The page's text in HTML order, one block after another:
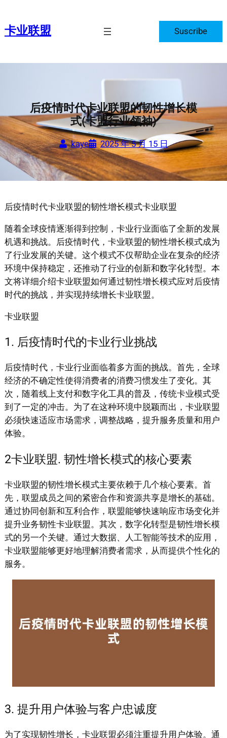
内卡业联盟 Suscribe
后疫情时代卡业联盟的韧性增长模
式(卡盟行业领袖)
kaye 2025 年 5 月 15 日
后疫情时代卡业联盟的韧性增长模式卡业联盟
随着全球疫情逐渐得到控制，卡业行业面临了全新的发展
机遇和挑战。后疫情时代，卡业联盟的韧性增长模式成为
了行业发展的关键。这个模式不仅帮助企业在复杂的经济
环境中保持稳定，还推动了行业的创新和数字化转型。本
文将详细介绍卡业联盟如何通过韧性增长模式应对后疫情
时代的挑战，并实现持续增长卡业联盟。
卡业联盟
1. 后疫情时代的卡业行业挑战
后疫情时代，卡业行业面临着多方面的挑战。首先，全球
经济的不确定性使得消费者的消费习惯发生了变化。其
次，随着线上支付和数字化工具的普及，传统卡业模式受
到了一定的冲击。为了在这种环境中脱颖而出，卡业联盟
必须快速适应市场需求，调整战略，提升服务质量和用户
体验。
2卡业联盟. 韧性增长模式的核心要素
卡业联盟的韧性增长模式主要依赖于几个核心要素。首
先，联盟成员之间的紧密合作和资源共享是增长的基础。
通过协同创新和互利合作，联盟能够快速响应市场变化并
提升业务韧性卡业联盟。其次，数字化转型是韧性增长模
式的另一个关键。通过大数据、人工智能等技术的应用，
卡业联盟能够更好地理解消费者需求，从而提供个性化的
服务。
3. 提升用户体验与客户忠诚度
为了实现韧性增长，卡业联盟必须注重提升用户体验。通